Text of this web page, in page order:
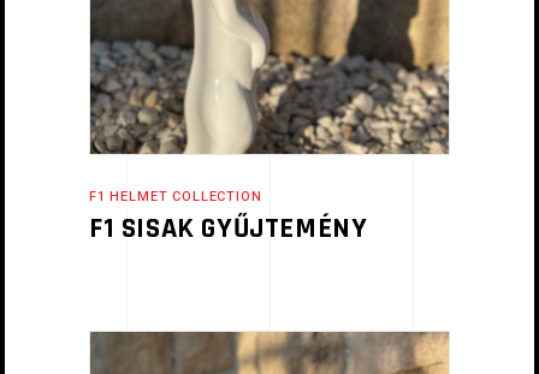
F1 HELMET COLLECTION
F1 SISAK GYŰJTEMÉNY